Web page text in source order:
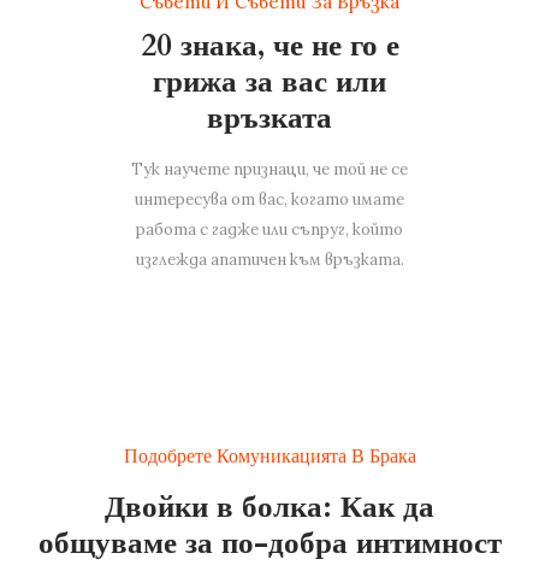
20 знака, че не го е
грижа за вас или
връзката
Тук научете признаци, че той не се
интересува от вас, когато имате
работа с гадже или съпруг, който
изглежда апатичен към връзката.
Подобрете Комуникацията В Брака
Двойки в болка: Как да
общуваме за по-добра интимност